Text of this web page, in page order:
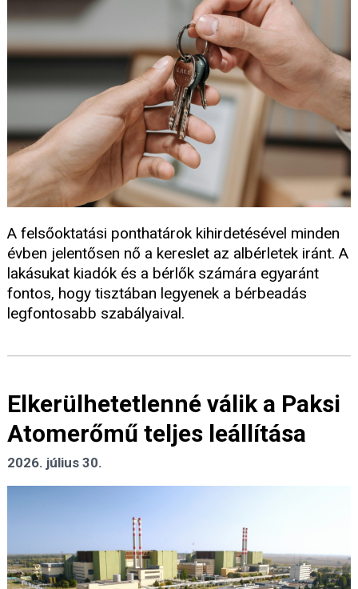
A felsőoktatási ponthatárok kihirdetésével minden
évben jelentősen nő a kereslet az albérletek iránt. A
lakásukat kiadók és a bérlők számára egyaránt
fontos, hogy tisztában legyenek a bérbeadás
legfontosabb szabályaival.
Elkerülhetetlenné válik a Paksi
Atomerőmű teljes leállítása
2026. július 30.